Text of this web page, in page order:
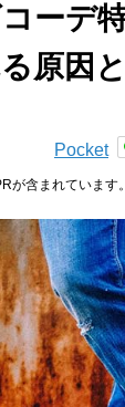
ーデ
原因
Pocket
が含まれています。